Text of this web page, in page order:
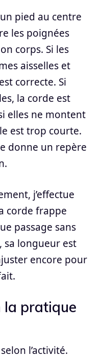
pied au centre
les poignées
corps. Si les
aisselles et
correcte. Si
la corde est
elles ne montent
est trop courte.
donne un repère
j’effectue
corde frappe
passage sans
sa longueur est
encore pour
pratique
l’activité.